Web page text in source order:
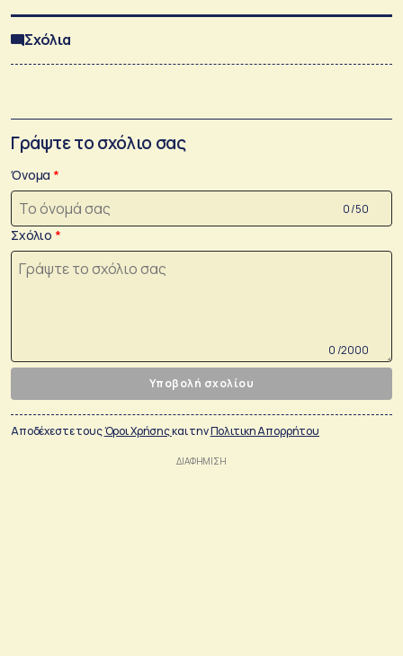
Σχόλια
Γράψτε το σχόλιο σας
Όνομα
0 /50
Σχόλιο
0 /2000
Υποβολή σχολίου
Αποδέχεστε τουςΌροι Χρήσηςκαι τηνΠολιτικη Απορρήτου